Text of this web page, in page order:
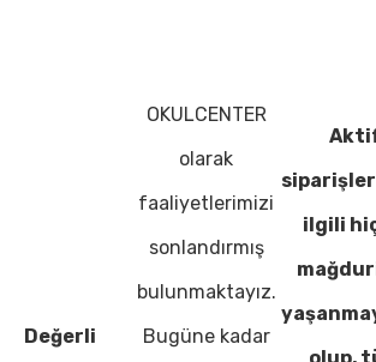
Değerli
OKULCENTER
olarak
faaliyetlerimizi
sonlandırmış
bulunmaktayız.
Bugüne kadar
ilgili